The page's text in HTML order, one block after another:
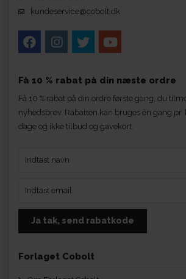
kundeservice@cobolt.dk
Få 10 % rabat på din næste ordre
Få 10 % rabat på din ordre første gang, du
nyhedsbrev. Rabatten kan bruges én gang
dage og ikke tilbud og gavekort.
Forlaget Cobolt